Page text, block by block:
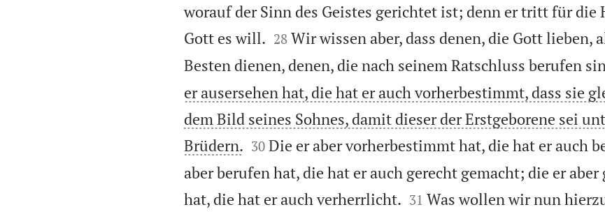
worauf der Sinn des Geistes gerichtet ist; denn er tritt für die
Gott es will.
28 Wir wissen aber, dass denen, die Gott lieben,
Besten dienen, denen, die nach seinem Ratschluss berufen
er ausersehen hat, die hat er auch vorherbestimmt, dass sie
dem Bild seines Sohnes, damit dieser der Erstgeborene sei
Brüdern.
30 Die er aber vorherbestimmt hat, die hat er auch
aber berufen hat, die hat er auch gerecht gemacht; die er
hat, die hat er auch verherrlicht.
31 Was wollen wir nun